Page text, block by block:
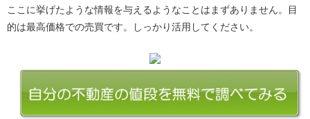
ここに挙げたような情報を与えるようなことはまずありません。目
的は最高価格での売買です。しっかり活用してください。